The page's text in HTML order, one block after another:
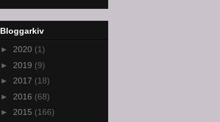
Bloggarkiv
► 2020 (1)
► 2019 (9)
► 2017 (18)
► 2016 (68)
► 2015 (166)